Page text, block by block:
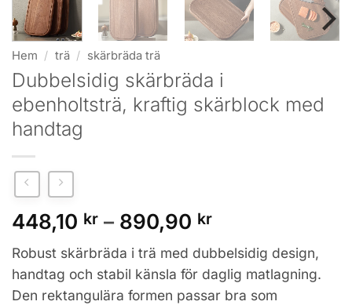
Hem / trä / skärbräda trä
Dubbel­sidig skärbräda i
ebenholtsträ, kraftig skärblock med
handtag
448,10 kr – 890,90 krPrisintervall:
till
890,90 kr
Robust skärbräda i trä med dubbelsidig design,
handtag och stabil känsla för daglig matlagning.
Den rektangulära formen passar bra som